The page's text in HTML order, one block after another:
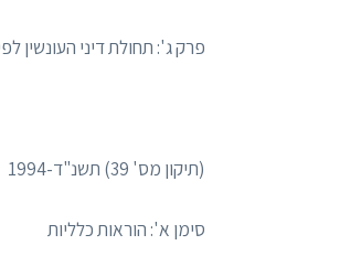
פרק ג': תחולת דיני העונשין
(תיקון מס' 39) תשנ"ד-1994
סימן א': הוראות כלליות